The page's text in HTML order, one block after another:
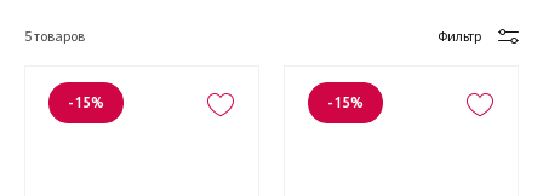
5товаров Фильтр
-15% -15%